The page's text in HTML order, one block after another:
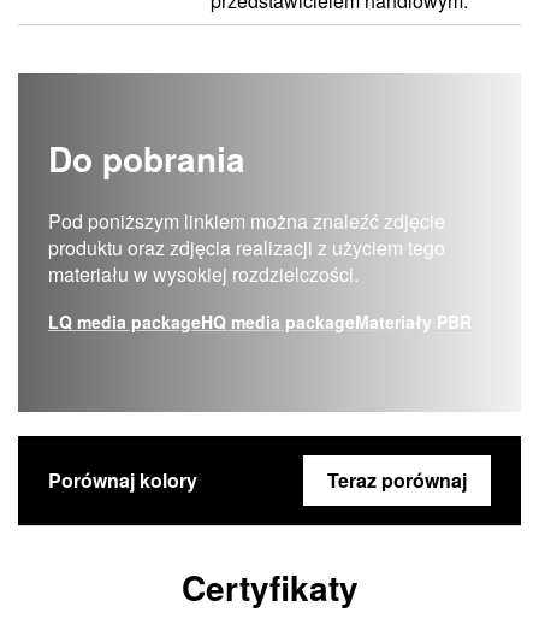
Do pobrania
Pod poniższym linkiem można znaleźć zdjęcie
produktu oraz zdjęcia realizacji z użyciem tego
materiału w wysokiej rozdzielczości.
LQ media packageHQ media packageMateriały PBR
Porównaj kolory Teraz porównaj
Certyfikaty